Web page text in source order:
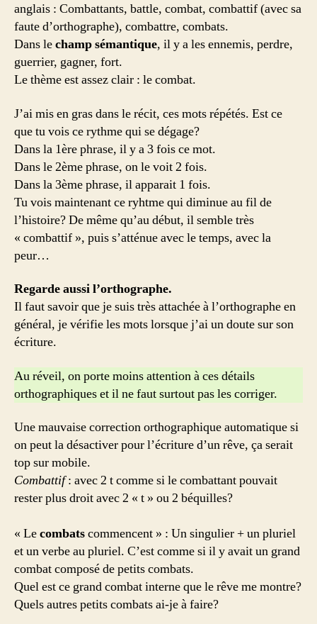
anglais : Combattants, battle, combat, combattif (avec sa
faute d’orthographe), combattre, combats.
Dans lechamp sémantique, il y a les ennemis, perdre,
guerrier, gagner, fort.
Le thème est assez clair : le combat.
J’ai mis en gras dans le récit, ces mots répétés. Est ce
que tu vois ce rythme qui se dégage?
Dans la 1ère phrase, il y a 3 fois ce mot.
Dans le 2ème phrase, on le voit 2 fois.
Dans la 3ème phrase, il apparait 1 fois.
Tu vois maintenant ce ryhtme qui diminue au fil de
l’histoire? De même qu’au début, il semble très
« combattif », puis s’atténue avec le temps, avec la
peur…
Regarde aussi l’orthographe.
Il faut savoir que je suis très attachée à l’orthographe en
général, je vérifie les mots lorsque j’ai un doute sur son
écriture.
Au réveil, on porte moins attention à ces détails
orthographiques et il ne faut surtout pas les corriger.
Une mauvaise correction orthographique automatique si
on peut la désactiver pour l’écriture d’un rêve, ça serait
top sur mobile.
Combattif: avec 2 t comme si le combattant pouvait
rester plus droit avec 2 « t » ou 2 béquilles?
« Lecombatscommencent » : Un singulier + un pluriel
et un verbe au pluriel. C’est comme si il y avait un grand
combat composé de petits combats.
Quel est ce grand combat interne que le rêve me montre?
Quels autres petits combats ai-je à faire?